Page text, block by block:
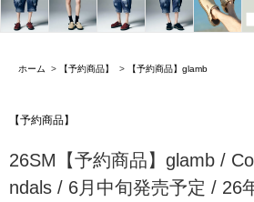
ホーム > 【予約商品】 > 【予約商品】glamb
【予約商品】
26SM【予約商品】glamb /
ndals / 6月中旬発売予定 / 26